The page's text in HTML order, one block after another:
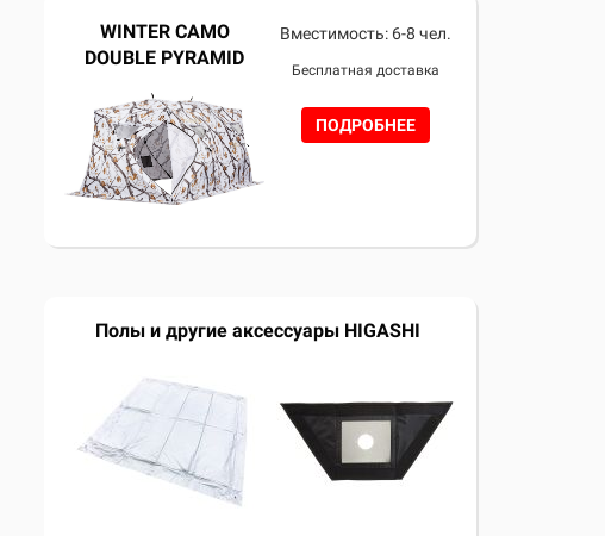
WINTER CAMO
DOUBLE PYRAMID
Вместимость: 6-8 чел.
Бесплатная доставка
ПОДРОБНЕЕ
Полы и другие аксессуары HIGASHI